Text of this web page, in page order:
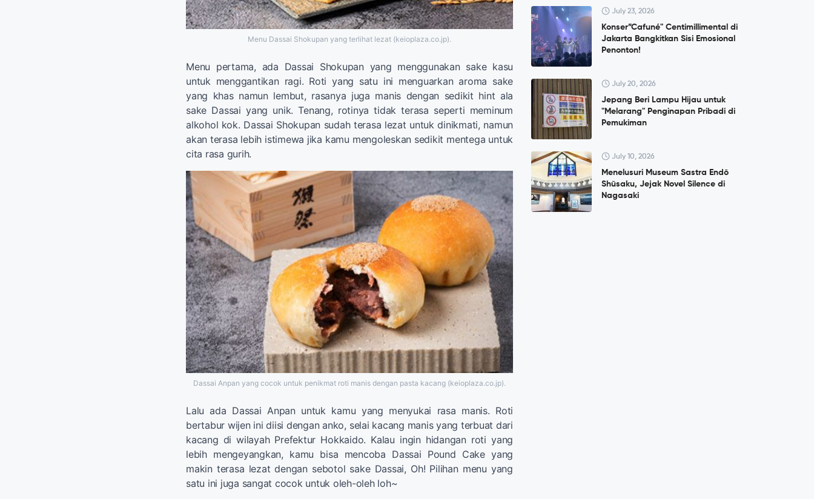
Menu Dassai Shokupan yang terlihat lezat (keioplaza.co.jp).
Menu pertama, ada Dassai Shokupan yang menggunakan sake kasu
untuk menggantikan ragi. Roti yang satu ini menguarkan aroma sake
yang khas namun lembut, rasanya juga manis dengan sedikit hint ala
sake Dassai yang unik. Tenang, rotinya tidak terasa seperti meminum
alkohol kok. Dassai Shokupan sudah terasa lezat untuk dinikmati, namun
akan terasa lebih istimewa jika kamu mengoleskan sedikit mentega untuk
cita rasa gurih.
Dassai Anpan yang cocok untuk penikmat roti manis dengan pasta kacang (keioplaza.co.jp).
Lalu ada Dassai Anpan untuk kamu yang menyukai rasa manis. Roti
bertabur wijen ini diisi dengan anko, selai kacang manis yang terbuat dari
kacang di wilayah Prefektur Hokkaido. Kalau ingin hidangan roti yang
lebih mengeyangkan, kamu bisa mencoba Dassai Pound Cake yang
makin terasa lezat dengan sebotol sake Dassai, Oh! Pilihan menu yang
satu ini juga sangat cocok untuk oleh-oleh loh~
July 23, 2026
Konser”Cafuné" Centimillimental di
Jakarta Bangkitkan Sisi Emosional
Penonton!
July 20, 2026
Jepang Beri Lampu Hijau untuk
"Melarang" Penginapan Pribadi di
Pemukiman
July 10, 2026
Menelusuri Museum Sastra Endō
Shūsaku, Jejak Novel Silence di
Nagasaki